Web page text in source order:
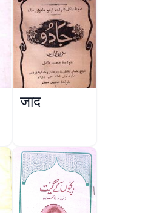
जादू